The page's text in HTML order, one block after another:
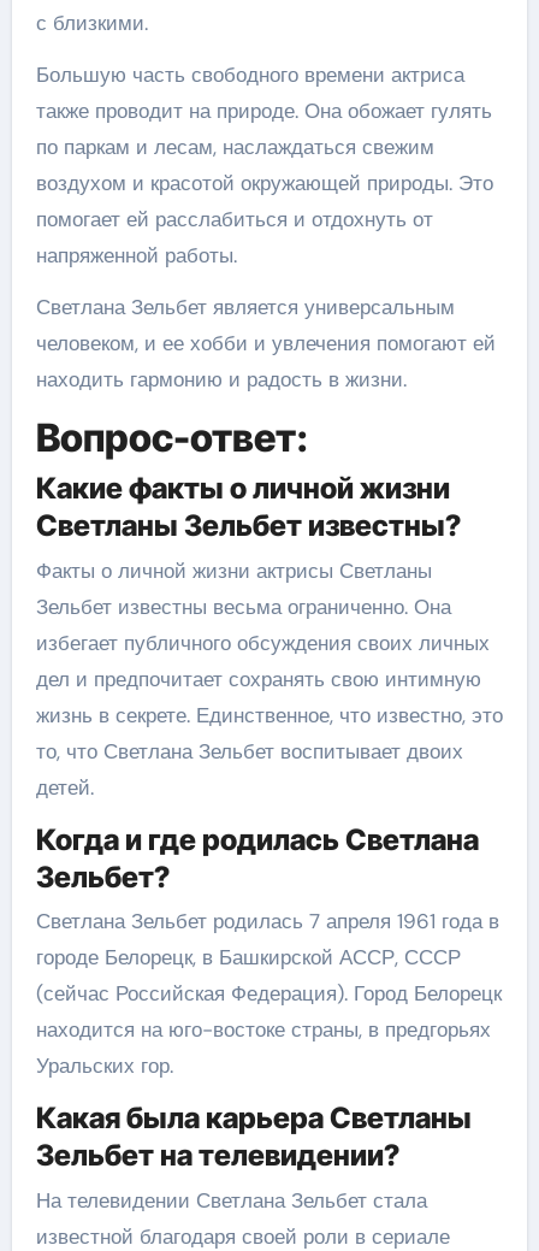
с близкими.
Большую часть свободного времени актриса
также проводит на природе. Она обожает гулять
по паркам и лесам, наслаждаться свежим
воздухом и красотой окружающей природы. Это
помогает ей расслабиться и отдохнуть от
напряженной работы.
Светлана Зельбет является универсальным
человеком, и ее хобби и увлечения помогают ей
находить гармонию и радость в жизни.
Вопрос-ответ:
Какие факты о личной жизни
Светланы Зельбет известны?
Факты о личной жизни актрисы Светланы
Зельбет известны весьма ограниченно. Она
избегает публичного обсуждения своих личных
дел и предпочитает сохранять свою интимную
жизнь в секрете. Единственное, что известно, это
то, что Светлана Зельбет воспитывает двоих
детей.
Когда и где родилась Светлана
Зельбет?
Светлана Зельбет родилась 7 апреля 1961 года в
городе Белорецк, в Башкирской АССР, СССР
(сейчас Российская Федерация). Город Белорецк
находится на юго-востоке страны, в предгорьях
Уральских гор.
Какая была карьера Светланы
Зельбет на телевидении?
На телевидении Светлана Зельбет стала
известной благодаря своей роли в сериале